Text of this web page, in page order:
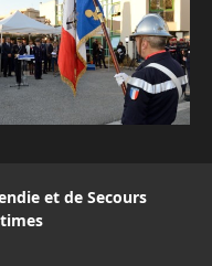
et de Secours